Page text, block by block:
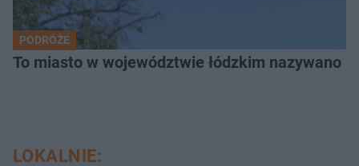
PODRÓŻE
To miasto w województwie łódzkim nazywano
LOKALNIE: